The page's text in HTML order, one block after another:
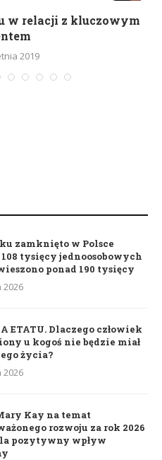
w relacji z kluczowym
2019
zamknięto w Polsce
108 tysięcy jednoosobowych
ponad 190 tysięcy
2026
ETATU. Dlaczego człowiek
u kogoś nie będzie miał
życia?
2026
Kay na temat
rozwoju za rok 2026
pozytywny wpływ